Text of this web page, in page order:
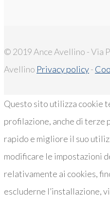
© 2019 Ance Avellino - Via
Avellino Privacy policy-
Questo sito utilizza cookie
profilazione, anche di terze
rapido e migliore il suo
modificare le impostazioni
relativamente ai cookies,
escluderne l’installazione,